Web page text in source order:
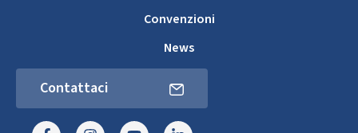
Convenzioni
News
Contattaci